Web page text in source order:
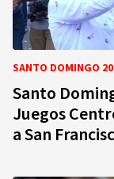
SANTO DOMINGO
Santo
Juegos
a San